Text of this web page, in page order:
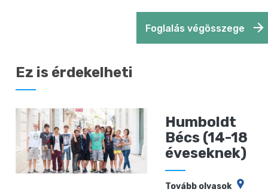
Foglalás végösszege
Ez is érdekelheti
Humboldt
Bécs (14-18
éveseknek)
Tovább olvasok